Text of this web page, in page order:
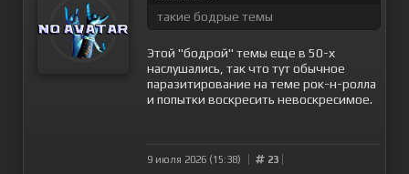
такие бодрые темы
Этой "бодрой" темы еще в 50-х
наслушались, так что тут обычное
паразитирование на теме рок-н-ролла
и попытки воскресить невоскресимое.
9 июля 2026 (15:38) 23